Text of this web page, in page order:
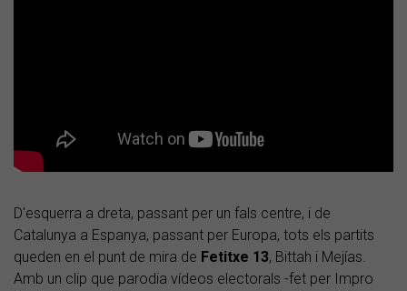
D'esquerra a dreta, passant per un fals centre, i de
Catalunya a Espanya, passant per Europa, tots els partits
queden en el punt de mira de Fetitxe 13, Bittah i Mejías.
Amb un clip que parodia vídeos electorals -fet per Impro